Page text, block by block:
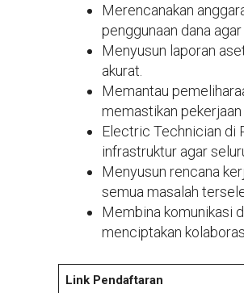
Merencanakan
penggunaan dana
Menyusun laporan
akurat.
Memantau
memastikan
Electric Technician di
infrastruktur agar
Menyusun rencana
semua masalah
Membina komunikasi
menciptakan
Link Pendaftaran